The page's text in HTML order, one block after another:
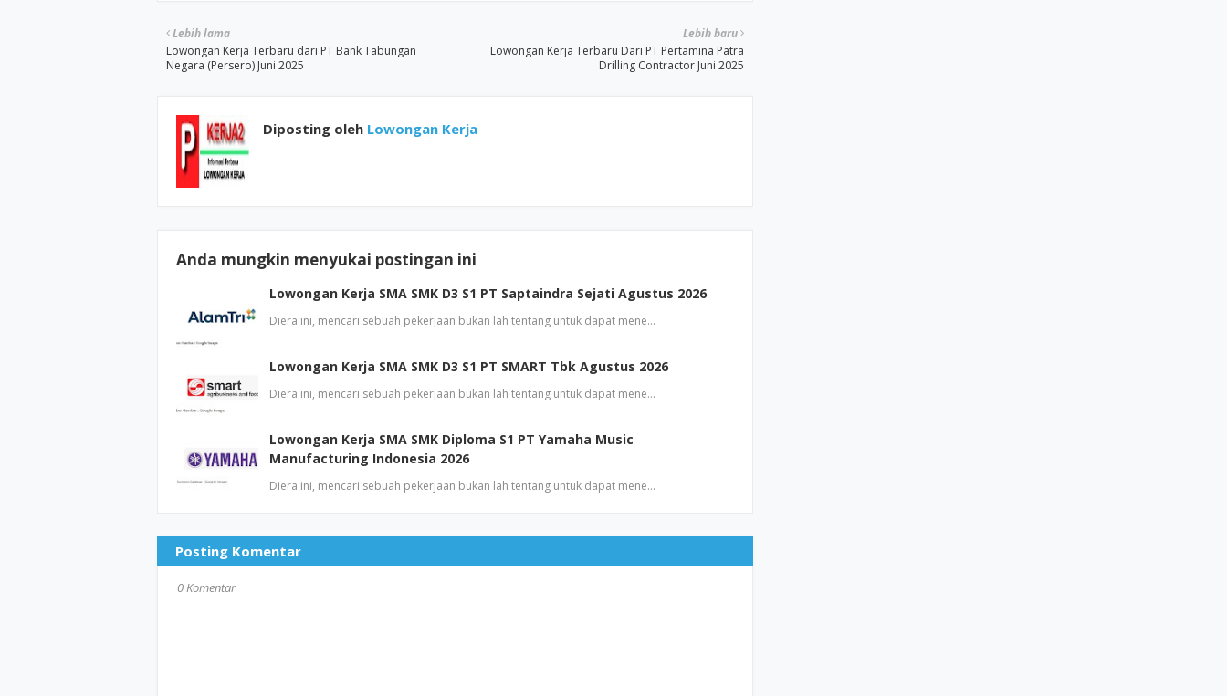
Lebih baru
Lowongan Kerja Terbaru Dari PT Pertamina Patra
Drilling Contractor Juni 2025
Lebih lama
Lowongan Kerja Terbaru dari PT Bank Tabungan
Negara (Persero) Juni 2025
Diposting oleh Lowongan Kerja
Anda mungkin menyukai postingan ini
Lowongan Kerja SMA SMK D3 S1 PT Saptaindra Sejati Agustus 2026
Diera ini, mencari sebuah pekerjaan bukan lah tentang untuk dapat mene…
Lowongan Kerja SMA SMK D3 S1 PT SMART Tbk Agustus 2026
Diera ini, mencari sebuah pekerjaan bukan lah tentang untuk dapat mene…
Lowongan Kerja SMA SMK Diploma S1 PT Yamaha Music
Manufacturing Indonesia 2026
Diera ini, mencari sebuah pekerjaan bukan lah tentang untuk dapat mene…
Posting Komentar
0 Komentar